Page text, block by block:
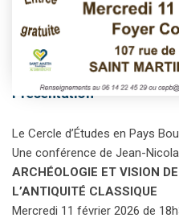
This event has passed.
Présentation
Le Cercle d’Études en Pays
Une conférence de Jean-
ARCHÉOLOGIE ET VISION
L’ANTIQUITÉ CLASSIQUE
Mercredi 11 février 2026 de